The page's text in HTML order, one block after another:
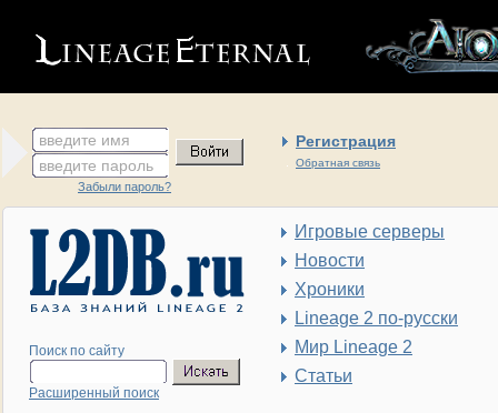
введите имя Регистрация
Обратная связь
введите пароль
Забыли пароль?
Поиск по сайту
Расширенный поиск
Игровые серверы
Новости
Хроники
Lineage 2 по-русски
Мир Lineage 2
Статьи